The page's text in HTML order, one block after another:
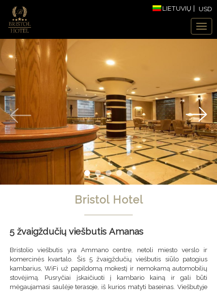
LIETUVIŲ USD
Bristol Hotel
5 žvaigždučių viešbutis Amanas
Bristolio viešbutis yra Ammano centre, netoli miesto verslo ir
komercinės kvartalo. Šis 5 žvaigždučių viešbutis siūlo patogius
kambarius, WiFi už papildomą mokestį ir nemokamą automobilių
stovėjimą. Pusryčiai įskaičiuoti į kambario kainą ir gali būti
mėgaujamasi saulėje terasoje, iš kurios matyti baseinas. Viešbutyje